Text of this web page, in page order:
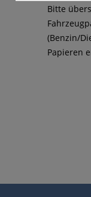
Bitte
(Benzin/
Papieren